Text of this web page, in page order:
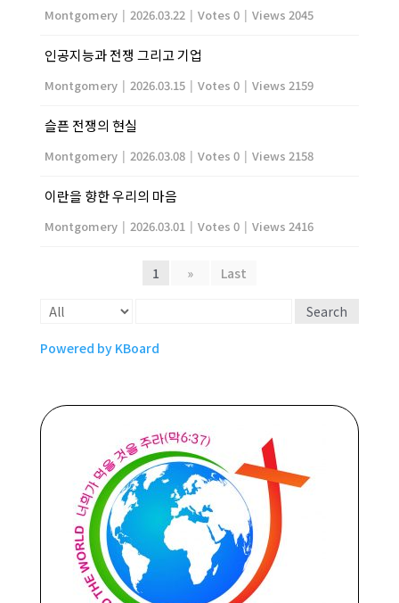
Montgomery | 2026.03.22 | Votes 0 | Views 2045
인공지능과 전쟁 그리고 기업
Montgomery | 2026.03.15 | Votes 0 | Views 2159
슬픈 전쟁의 현실
Montgomery | 2026.03.08 | Votes 0 | Views 2158
이란을 향한 우리의 마음
Montgomery | 2026.03.01 | Votes 0 | Views 2416
1 » Last
Search
Powered by KBoard